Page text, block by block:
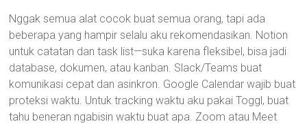
Nggak semua alat cocok buat semua orang, tapi ada
beberapa yang hampir selalu aku rekomendasikan. Notion
untuk catatan dan task list—suka karena fleksibel, bisa jadi
database, dokumen, atau kanban. Slack/Teams buat
komunikasi cepat dan asinkron. Google Calendar wajib buat
proteksi waktu. Untuk tracking waktu aku pakai Toggl, buat
tahu beneran ngabisin waktu buat apa. Zoom atau Meet